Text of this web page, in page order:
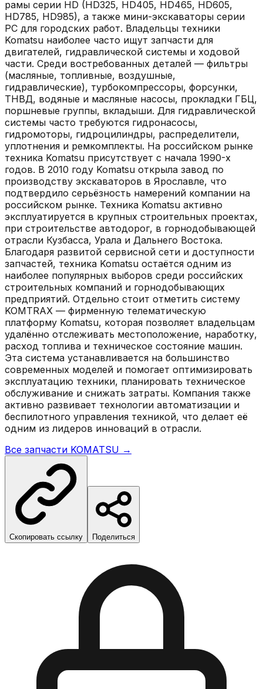
рамы серии HD (HD325, HD405, HD465, HD605,
HD785, HD985), а также мини-экскаваторы серии
PC для городских работ. Владельцы техники
Komatsu наиболее часто ищут запчасти для
двигателей, гидравлической системы и ходовой
части. Среди востребованных деталей — фильтры
(масляные, топливные, воздушные,
гидравлические), турбокомпрессоры, форсунки,
ТНВД, водяные и масляные насосы, прокладки ГБЦ,
поршневые группы, вкладыши. Для гидравлической
системы часто требуются гидронасосы,
гидромоторы, гидроцилиндры, распределители,
уплотнения и ремкомплекты. На российском рынке
техника Komatsu присутствует с начала 1990-х
годов. В 2010 году Komatsu открыла завод по
производству экскаваторов в Ярославле, что
подтвердило серьёзность намерений компании на
российском рынке. Техника Komatsu активно
эксплуатируется в крупных строительных проектах,
при строительстве автодорог, в горнодобывающей
отрасли Кузбасса, Урала и Дальнего Востока.
Благодаря развитой сервисной сети и доступности
запчастей, техника Komatsu остаётся одним из
наиболее популярных выборов среди российских
строительных компаний и горнодобывающих
предприятий. Отдельно стоит отметить систему
KOMTRAX — фирменную телематическую
платформу Komatsu, которая позволяет владельцам
удалённо отслеживать местоположение, наработку,
расход топлива и техническое состояние машин.
Эта система устанавливается на большинство
современных моделей и помогает оптимизировать
эксплуатацию техники, планировать техническое
обслуживание и снижать затраты. Компания также
активно развивает технологии автоматизации и
беспилотного управления техникой, что делает её
одним из лидеров инноваций в отрасли.
Все запчасти KOMATSU →
Скопировать ссылку Поделиться